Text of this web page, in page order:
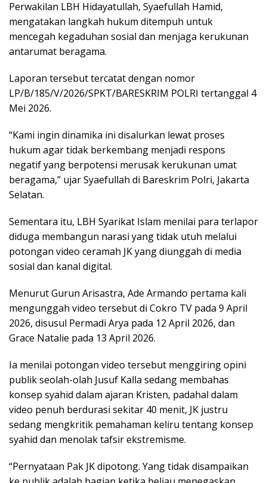
Perwakilan LBH Hidayatullah, Syaefullah Hamid,
mengatakan langkah hukum ditempuh untuk
mencegah kegaduhan sosial dan menjaga kerukunan
antarumat beragama.
Laporan tersebut tercatat dengan nomor
LP/B/185/V/2026/SPKT/BARESKRIM POLRI tertanggal 4
Mei 2026.
“Kami ingin dinamika ini disalurkan lewat proses
hukum agar tidak berkembang menjadi respons
negatif yang berpotensi merusak kerukunan umat
beragama,” ujar Syaefullah di Bareskrim Polri, Jakarta
Selatan.
Sementara itu, LBH Syarikat Islam menilai para terlapor
diduga membangun narasi yang tidak utuh melalui
potongan video ceramah JK yang diunggah di media
sosial dan kanal digital.
Menurut Gurun Arisastra, Ade Armando pertama kali
mengunggah video tersebut di Cokro TV pada 9 April
2026, disusul Permadi Arya pada 12 April 2026, dan
Grace Natalie pada 13 April 2026.
Ia menilai potongan video tersebut menggiring opini
publik seolah-olah Jusuf Kalla sedang membahas
konsep syahid dalam ajaran Kristen, padahal dalam
video penuh berdurasi sekitar 40 menit, JK justru
sedang mengkritik pemahaman keliru tentang konsep
syahid dan menolak tafsir ekstremisme.
“Pernyataan Pak JK dipotong. Yang tidak disampaikan